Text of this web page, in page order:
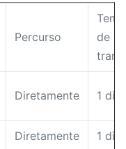
Percurso
de
Diretamente 1 dia
Diretamente 1 dia